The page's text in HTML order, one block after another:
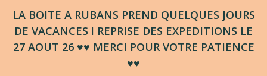
LA BOITE A RUBANS PREND QUELQUES JOURS
DE VACANCES l REPRISE DES EXPEDITIONS LE
27 AOUT 26 ♥♥ MERCI POUR VOTRE PATIENCE
♥♥